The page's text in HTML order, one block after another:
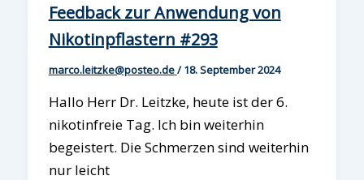
Feedback zur Anwendung von
Nikotinpflastern #293
marco.leitzke@posteo.de/18. September 2024
Hallo Herr Dr. Leitzke, heute ist der 6.
nikotinfreie Tag. Ich bin weiterhin
begeistert. Die Schmerzen sind weiterhin
nur leicht